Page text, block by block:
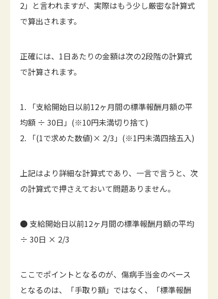
2」と言われますが、実際はもう少し厳密な計算式
で算出されます。
正確には、1日あたりの金額は次の2段階の計算式
で計算されます。
1. 「支給開始日以前12ヶ月間の標準報酬月額の平
均額 ÷ 30日」(※10円未満切り捨て)
2. 「(1で求めた数値)× 2/3」(※1円未満四捨五入)
上記はより詳細な計算式であり、一言で言うと、次
の計算式で押さえておいて問題ありません。
● 支給開始日以前12ヶ月間の標準報酬月額の平均
÷ 30日 × 2/3
ここでポイントとなるのが、傷病手当金のベース
となるのは、「手取り額」ではなく、「標準報酬